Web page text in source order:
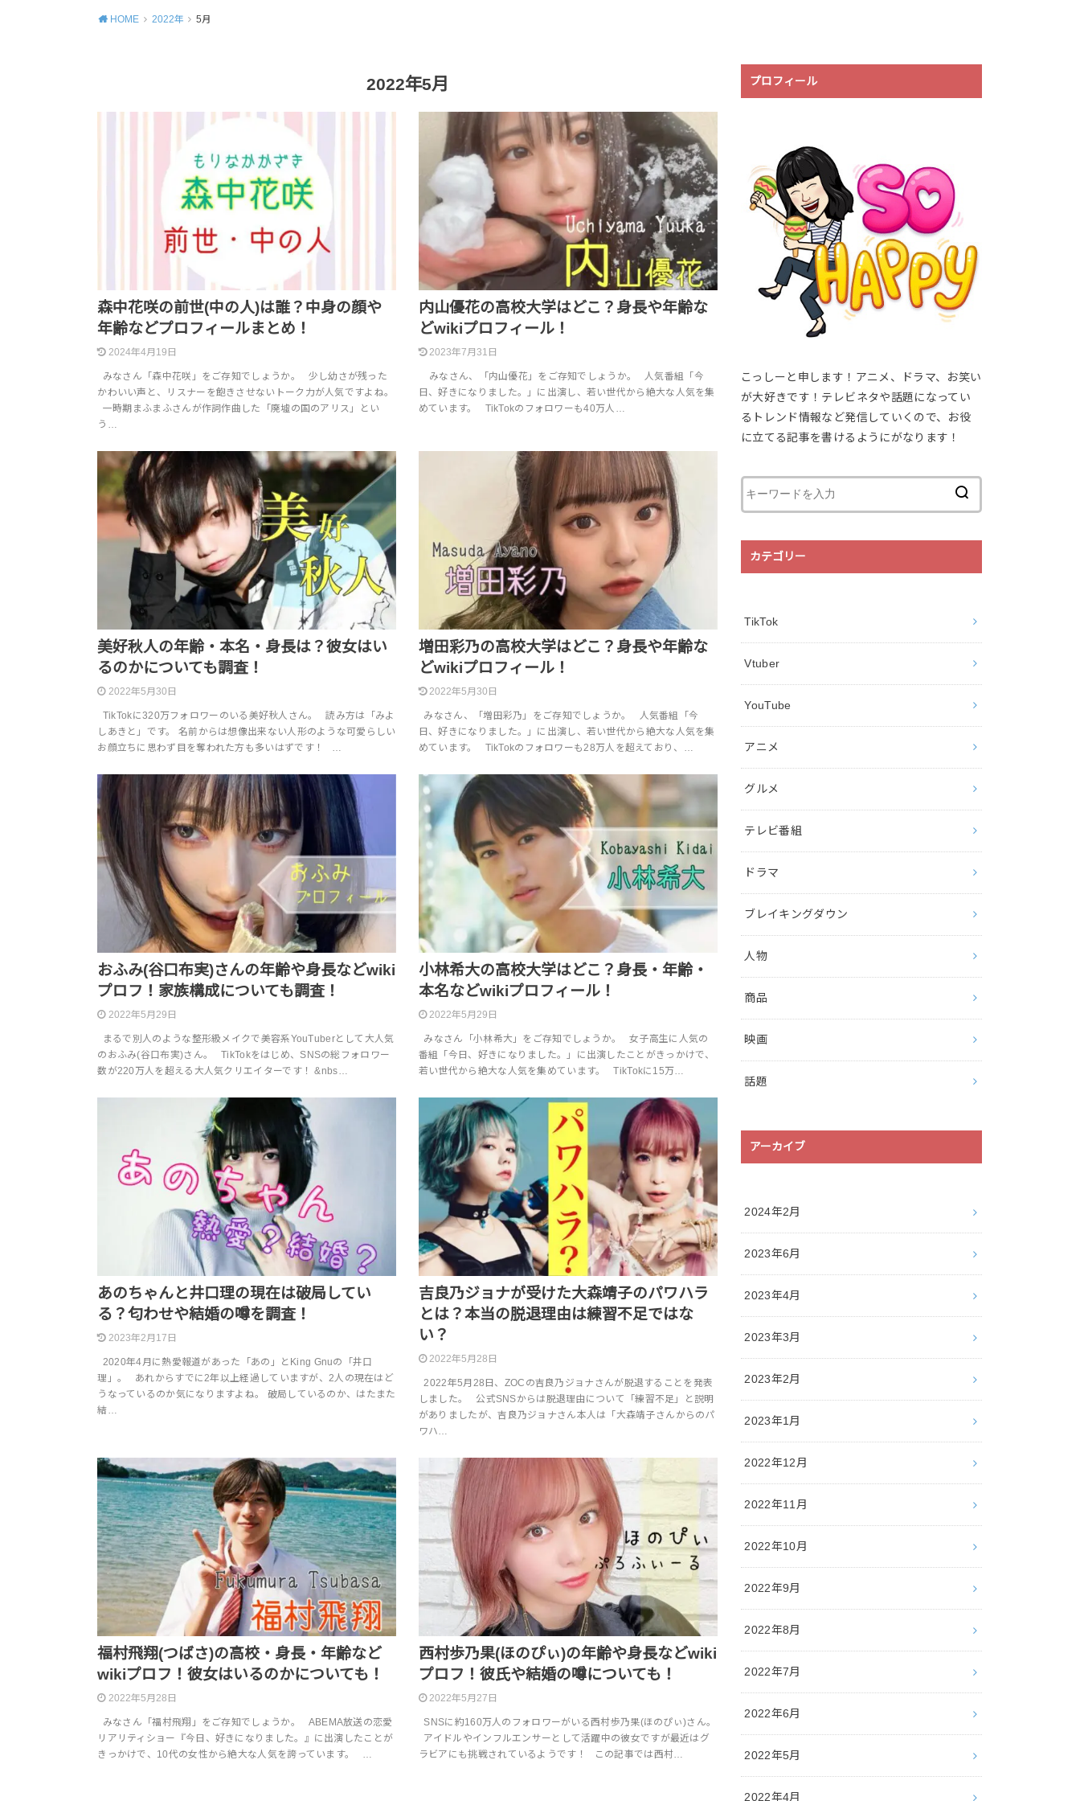
HOME 2022年 5月
2022年5月
森中花咲の前世(中の人)は誰？中身の顔や
年齢などプロフィールまとめ！
2024年4月19日
みなさん「森中花咲」をご存知でしょうか。 少し幼さが残った
かわいい声と、リスナーを飽きさせないトーク力が人気ですよね。
一時期まふまふさんが作詞作曲した「廃墟の国のアリス」とい
う…
内山優花の高校大学はどこ？身長や年齢な
どwikiプロフィール！
2023年7月31日
みなさん、「内山優花」をご存知でしょうか。 人気番組「今
日、好きになりました。」に出演し、若い世代から絶大な人気を集
めています。 TikTokのフォロワーも40万人…
美好秋人の年齢・本名・身長は？彼女はい
るのかについても調査！
2022年5月30日
TikTokに320万フォロワーのいる美好秋人さん。 読み方は「みよ
しあきと」です。 名前からは想像出来ない人形のような可愛らしい
お顔立ちに思わず目を奪われた方も多いはずです！ …
増田彩乃の高校大学はどこ？身長や年齢な
どwikiプロフィール！
2022年5月30日
みなさん、「増田彩乃」をご存知でしょうか。 人気番組「今
日、好きになりました。」に出演し、若い世代から絶大な人気を集
めています。 TikTokのフォロワーも28万人を超えており、…
おふみ(谷口布実)さんの年齢や身長などwiki
プロフ！家族構成についても調査！
2022年5月29日
まるで別人のような整形級メイクで美容系YouTuberとして大人気
のおふみ(谷口布実)さん。 TikTokをはじめ、SNSの総フォロワー
数が220万人を超える大人気クリエイターです！ &nbs…
小林希大の高校大学はどこ？身長・年齢・
本名などwikiプロフィール！
2022年5月29日
みなさん「小林希大」をご存知でしょうか。 女子高生に人気の
番組「今日、好きになりました。」に出演したことがきっかけで、
若い世代から絶大な人気を集めています。 TikTokに15万…
あのちゃんと井口理の現在は破局してい
る？匂わせや結婚の噂を調査！
2023年2月17日
2020年4月に熱愛報道があった「あの」とKing Gnuの「井口
理」。 あれからすでに2年以上経過していますが、2人の現在はど
うなっているのか気になりますよね。 破局しているのか、はたまた
結…
吉良乃ジョナが受けた大森靖子のパワハラ
とは？本当の脱退理由は練習不足ではな
い？
2022年5月28日
2022年5月28日、ZOCの吉良乃ジョナさんが脱退することを発表
しました。 公式SNSからは脱退理由について「練習不足」と説明
がありましたが、吉良乃ジョナさん本人は「大森靖子さんからのパ
ワハ…
福村飛翔(つばさ)の高校・身長・年齢など
wikiプロフ！彼女はいるのかについても！
2022年5月28日
みなさん「福村飛翔」をご存知でしょうか。 ABEMA放送の恋愛
リアリティショー『今日、好きになりました。』に出演したことが
きっかけで、10代の女性から絶大な人気を誇っています。 …
西村歩乃果(ほのぴぃ)の年齢や身長などwiki
プロフ！彼氏や結婚の噂についても！
2022年5月27日
SNSに約160万人のフォロワーがいる西村歩乃果(ほのぴぃ)さん。
アイドルやインフルエンサーとして活躍中の彼女ですが最近はグ
ラビアにも挑戦されているようです！ この記事では西村…
プロフィール
こっしーと申します！アニメ、ドラマ、お笑い
が大好きです！テレビネタや話題になってい
るトレンド情報など発信していくので、お役
に立てる記事を書けるようにがなります！
カテゴリー
TikTok
Vtuber
YouTube
アニメ
グルメ
テレビ番組
ドラマ
ブレイキングダウン
人物
商品
映画
話題
アーカイブ
2024年2月
2023年6月
2023年4月
2023年3月
2023年2月
2023年1月
2022年12月
2022年11月
2022年10月
2022年9月
2022年8月
2022年7月
2022年6月
2022年5月
2022年4月